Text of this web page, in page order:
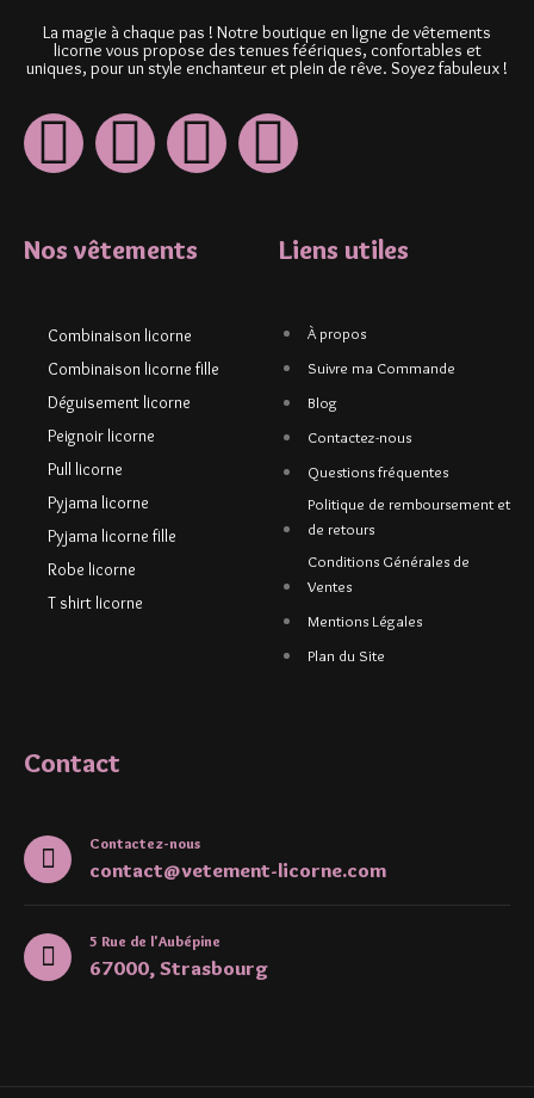
La magie à chaque pas ! Notre boutique en ligne de vêtements
licorne vous propose des tenues féériques, confortables et
uniques, pour un style enchanteur et plein de rêve. Soyez fabuleux !
Nos vêtements
Combinaison licorne
Combinaison licorne fille
Déguisement licorne
Peignoir licorne
Pull licorne
Pyjama licorne
Pyjama licorne fille
Robe licorne
T shirt licorne
Liens utiles
À propos
Suivre ma Commande
Blog
Contactez-nous
Questions fréquentes
Politique de remboursement et
de retours
Conditions Générales de
Ventes
Mentions Légales
Plan du Site
Contact
Contactez-nous
contact@vetement-licorne.com
5 Rue de l'Aubépine
67000, Strasbourg